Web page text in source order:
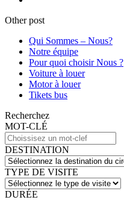
Other post
Qui Sommes – Nous?
Notre équipe
Pour quoi choisir Nous ?
Voiture à louer
Motor à louer
Tikets bus
Recherchez
MOT-CLÉ
DESTINATION
TYPE DE VISITE
DURÉE